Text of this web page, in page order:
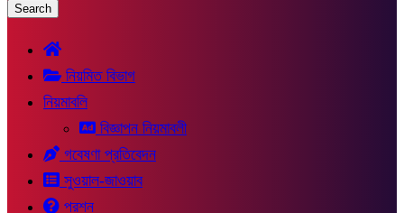
Search
নিয়মিত বিভাগ
নিয়মাবলি
বিজ্ঞাপন নিয়মাবলী
গবেষণা প্রতিবেদন
সুওয়াল-জাওয়াব
প্রশ্ন